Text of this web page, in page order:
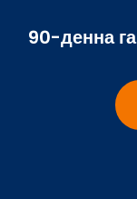
90-денна